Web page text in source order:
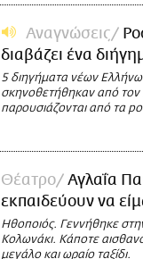
Αναγνώσεις
διαβάζει ένα
5 διηγήματα νέων
σκηνοθετήθηκαν από τον
παρουσιάζονται από τα
Θέατρο
Αγλαΐα
εκπαιδεύουν να
Ηθοποιός. Γεννήθηκε
Κολωνάκι. Κάποτε
μεγάλο και ωραίο ταξίδι.